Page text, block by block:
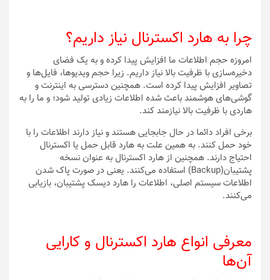
چرا به هارد اکسترنال نیاز داریم؟
امروزه حجم اطلاعات ما افزایش پیدا کرده و به یک فضای
دخیره‌سازی با ظرفیت بالا نیاز داریم. زیرا حجم ویدیوها، فایل‌ها و
تصاویر افزایش پیدا کرده است. همچنین دسترسی به اینترنت و
گوشی‌های هوشمند باعث شده اطلاعات زیادی تولید شود؛ و ما را به
هاردی با ظرفیت بالا نیازمند کند.
برخی افراد دائما در حال جابجایی هستند و نیاز دارند اطلاعات را با
خود حمل کنند. به همین علت به هارد قابل حمل یا اکسترنال
احتیاج دارند. همچنین از هارد اکسترنال به عنوان نسخه
پشتیبان(Backup) استفاده می‌کنند. یعنی در صورت پاک شدن
اطلاعات سیستم اصلی، اطلاعات را هارد‌ دیسک پشتیبان، بازیابی
می‌کنند.
معرفی انواع هارد اکسترنال و کارایی
آن‌ها